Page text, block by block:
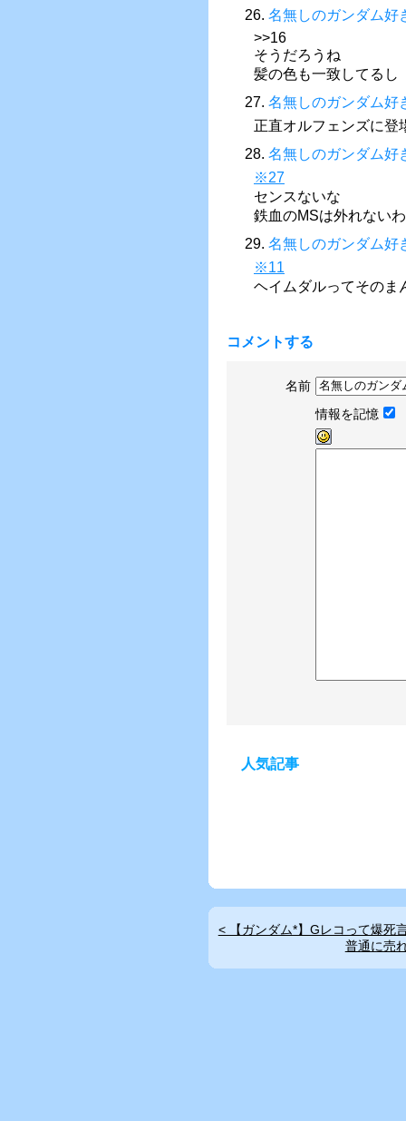
26. 名無しのガンダム好
>>16
そうだろうね
髪の色も一致してるし
27. 名無しのガンダム好
正直オルフェンズに登
28. 名無しのガンダム好
※27
センスないな
鉄血のMSは外れないわ
29. 名無しのガンダム好
※11
ヘイムダルってそのま
コメントする
名前
情報を記憶
人気記事
< 【ガンダム*】Gレコって爆死
普通に売